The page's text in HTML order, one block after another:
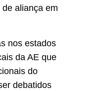
aliança em
nos estados
da AE que
do
debatidos